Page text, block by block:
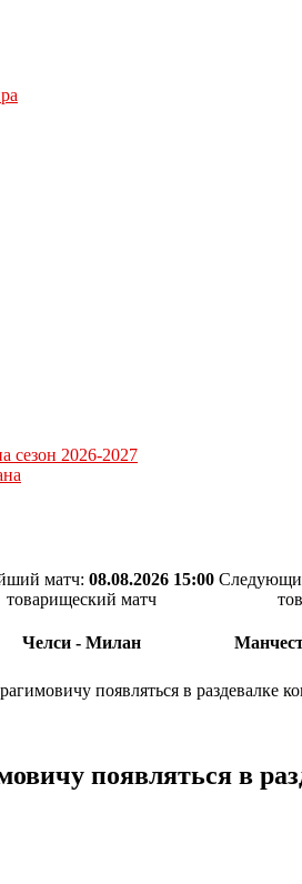
сезон 2026-2027
матч: 08.08.2026 15:00
товарищеский матч
Челси - Милан
появляться в раздевалке
появляться в